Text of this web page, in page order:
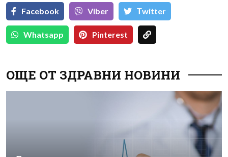
Facebook Viber Тwitter
Whatsapp Pinterest
ОЩЕ ОТ ЗДРАВНИ НОВИНИ